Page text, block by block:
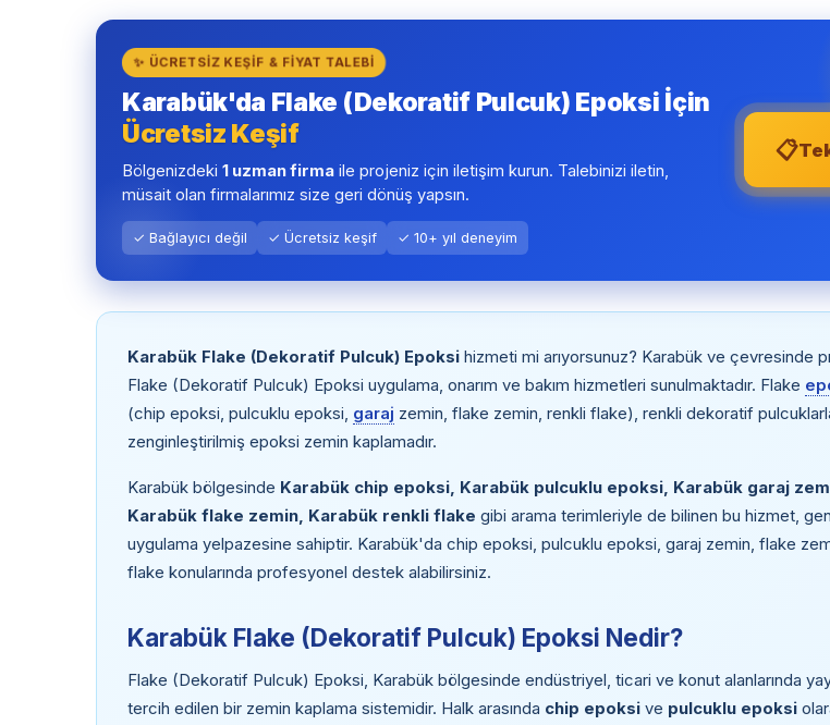
✨ ÜCRETSIZ KEŞIF & FIYAT TALEBI
Karabük'da Flake (Dekoratif Pulcuk) Epoksi İçin
Ücretsiz Keşif
Bölgenizdeki 1 uzman firma ile projeniz için iletişim kurun. Talebinizi iletin,
müsait olan firmalarımız size geri dönüş yapsın.
✓ Bağlayıcı değil ✓ Ücretsiz keşif ✓ 10+ yıl deneyim
📋
Karabük Flake (Dekoratif Pulcuk) Epoksi hizmeti mi arıyorsunuz? Karabük ve çevresinde
Flake (Dekoratif Pulcuk) Epoksi uygulama, onarım ve bakım hizmetleri sunulmaktadır. Flake
(chip epoksi, pulcuklu epoksi, garaj zemin, flake zemin, renkli flake), renkli dekoratif
zenginleştirilmiş epoksi zemin kaplamadır.
Karabük bölgesinde Karabük chip epoksi, Karabük pulcuklu epoksi, Karabük garaj
Karabük flake zemin, Karabük renkli flake gibi arama terimleriyle de bilinen bu hizmet,
uygulama yelpazesine sahiptir. Karabük'da chip epoksi, pulcuklu epoksi, garaj zemin, flake
flake konularında profesyonel destek alabilirsiniz.
Karabük Flake (Dekoratif Pulcuk) Epoksi Nedir?
Flake (Dekoratif Pulcuk) Epoksi, Karabük bölgesinde endüstriyel, ticari ve konut alanlarında
tercih edilen bir zemin kaplama sistemidir. Halk arasında chip epoksi ve pulcuklu epoksi